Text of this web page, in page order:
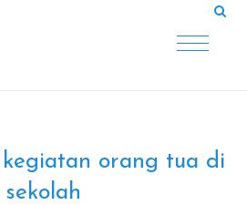
kegiatan orang tua di
sekolah